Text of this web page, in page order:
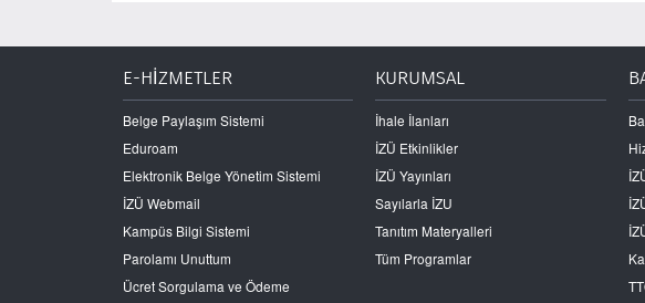
E-HİZMETLER
Belge Paylaşım Sistemi
Eduroam
Elektronik Belge Yönetim Sistemi
İZÜ Webmail
Kampüs Bilgi Sistemi
Parolamı Unuttum
Ücret Sorgulama ve Ödeme
KURUMSAL
İhale İlanları
İZÜ Etkinlikler
İZÜ Yayınları
Sayılarla İZU
Tanıtım Materyalleri
Tüm Programlar